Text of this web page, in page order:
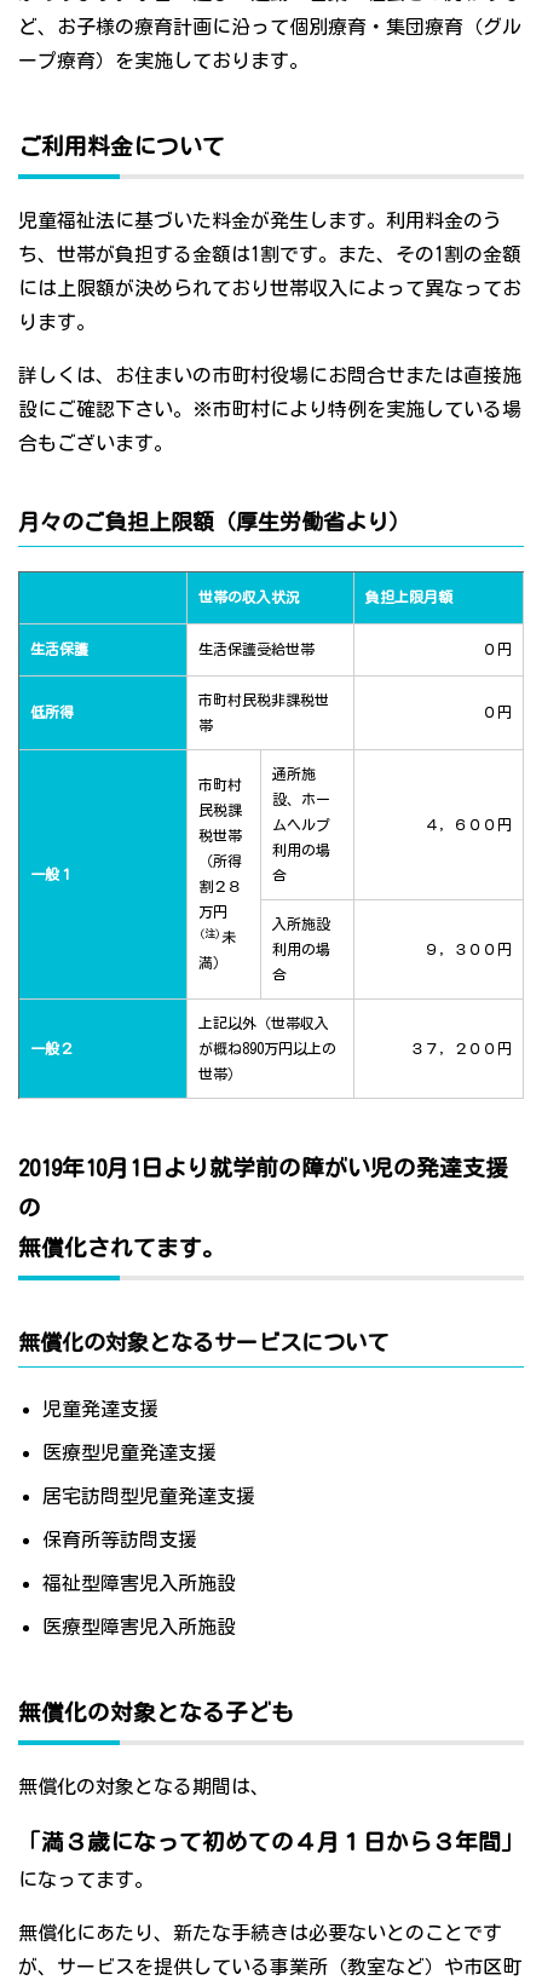
ど、お子様の療育計画に沿って個別療育・集団療育（グル
ープ療育）を実施しております。
ご利用料金について
児童福祉法に基づいた料金が発生します。利用料金のう
ち、世帯が負担する金額は1割です。また、その1割の金額
には上限額が決められており世帯収入によって異なってお
ります。
詳しくは、お住まいの市町村役場にお問合せまたは直接施
設にご確認下さい。※市町村により特例を実施している場
合もございます。
月々のご負担上限額（厚生労働省より）
世帯の収入状況 負担上限月額
生活保護 生活保護受給世帯 ０円
低所得
市町村民税非課税世
帯
０円
一般１
市町村
民税課
税世帯
（所得
割２８
万円
(注) 未
満）
通所施
設、ホー
ムヘルプ
利用の場
合
４，６００円
入所施設
利用の場
合
９，３００円
一般２
上記以外（世帯収入
が概ね890万円以上の
世帯）
３７，２００円
2019年10月1日より就学前の障がい児の発達支援
の
無償化されてます。
無償化の対象となるサービスについて
児童発達支援
医療型児童発達支援
居宅訪問型児童発達支援
保育所等訪問支援
福祉型障害児入所施設
医療型障害児入所施設
無償化の対象となる子ども
無償化の対象となる期間は、
「満３歳になって初めての４月１日から３年間」
になってます。
無償化にあたり、新たな手続きは必要ないとのことです
が、サービスを提供している事業所（教室など）や市区町